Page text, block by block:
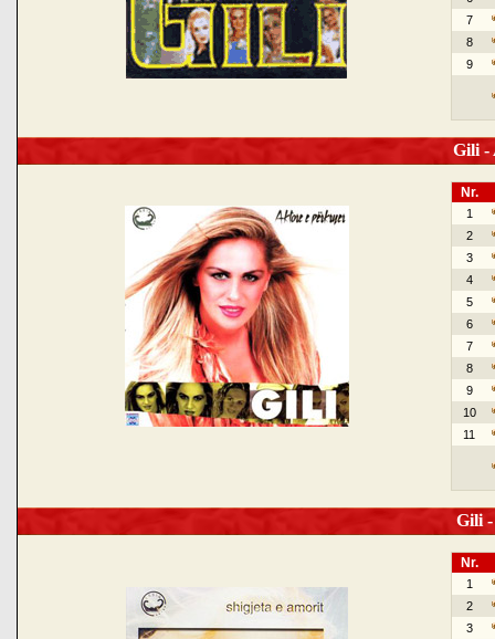
7
8
9
Gili -
Nr.
1
2
3
4
5
6
7
8
9
10
11
Gili
Nr.
1
2
3